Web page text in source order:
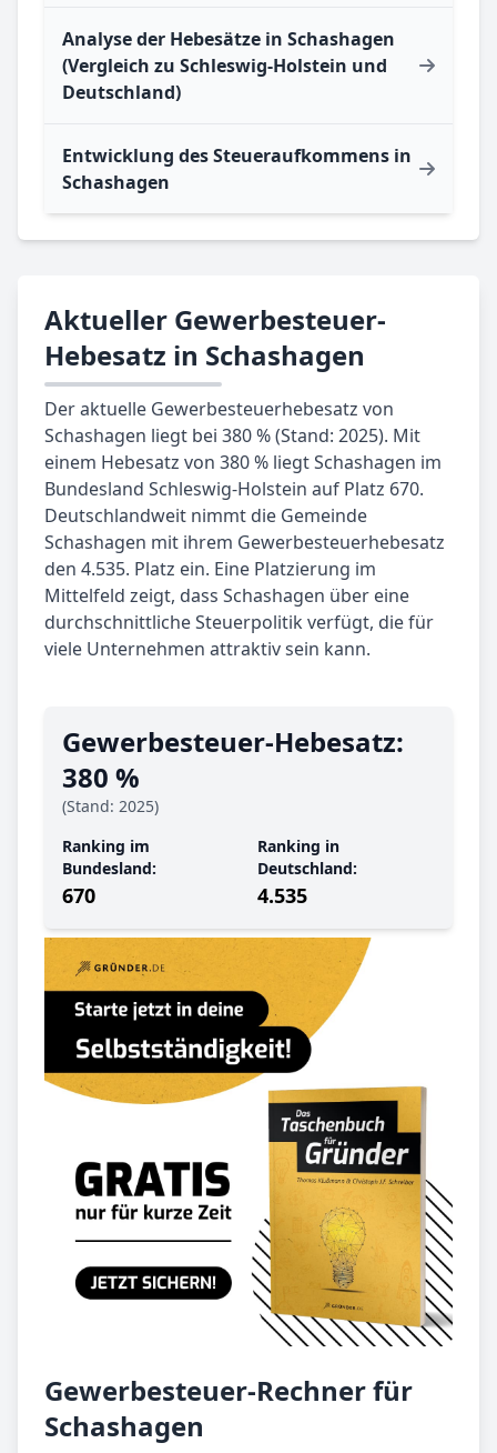
Analyse der Hebesätze in Schashagen
(Vergleich zu Schleswig-Holstein und
Deutschland)
Entwicklung des Steueraufkommens in
Schashagen
Aktueller Gewerbesteuer-
Hebesatz in Schashagen
Der aktuelle Gewerbesteuerhebesatz von
Schashagen liegt bei 380 % (Stand: 2025). Mit
einem Hebesatz von 380 % liegt Schashagen im
Bundesland Schleswig-Holstein auf Platz 670.
Deutschlandweit nimmt die Gemeinde
Schashagen mit ihrem Gewerbesteuerhebesatz
den 4.535. Platz ein. Eine Platzierung im
Mittelfeld zeigt, dass Schashagen über eine
durchschnittliche Steuerpolitik verfügt, die für
viele Unternehmen attraktiv sein kann.
Gewerbe­steuer-Hebe­satz:
380 %
(Stand: 2025)
Ranking im
Bundesland:
670
Ranking in
Deutschland:
4.535
Gewerbesteuer-Rechner für
Schashagen